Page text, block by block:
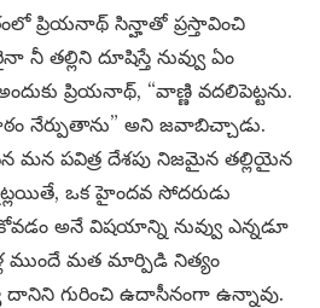
ప్రియనాథ్ సిన్హాతో ప్రస్తావించి
తల్లిని దూషిస్తే నువ్వు ఏం
ప్రియనాథ్, “వాణ్ణి వదలిపెట్టను.
నేర్పుతాను” అని జవాబిచ్చాడు.
మన పవిత్ర దేశపు నిజమైన తల్లియైన
ఒక హైందవ సోదరుడు
అనే విషయాన్ని నువ్వు ఎన్నడూ
ముందే మత మార్పిడి నిత్యం
దానిని గురించి ఉదాసీనంగా ఉన్నావు.